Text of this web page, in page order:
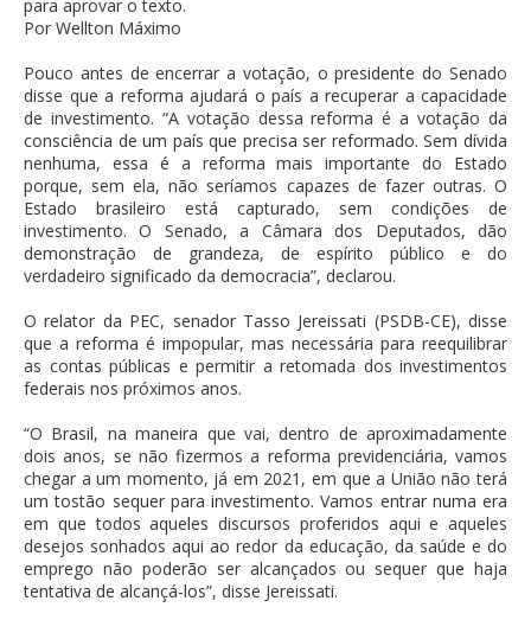
para aprovar o texto.
Por Wellton Máximo
Pouco antes de encerrar a votação, o presidente do Senado
disse que a reforma ajudará o país a recuperar a capacidade
de investimento. “A votação dessa reforma é a votação da
consciência de um país que precisa ser reformado. Sem dívida
nenhuma, essa é a reforma mais importante do Estado
porque, sem ela, não seríamos capazes de fazer outras. O
Estado brasileiro está capturado, sem condições de
investimento. O Senado, a Câmara dos Deputados, dão
demonstração de grandeza, de espírito público e do
verdadeiro significado da democracia”, declarou.
O relator da PEC, senador Tasso Jereissati (PSDB-CE), disse
que a reforma é impopular, mas necessária para reequilibrar
as contas públicas e permitir a retomada dos investimentos
federais nos próximos anos.
“O Brasil, na maneira que vai, dentro de aproximadamente
dois anos, se não fizermos a reforma previdenciária, vamos
chegar a um momento, já em 2021, em que a União não terá
um tostão sequer para investimento. Vamos entrar numa era
em que todos aqueles discursos proferidos aqui e aqueles
desejos sonhados aqui ao redor da educação, da saúde e do
emprego não poderão ser alcançados ou sequer que haja
tentativa de alcançá-los”, disse Jereissati.